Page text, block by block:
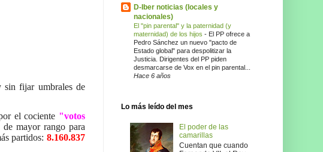
sin fijar umbrales de
el cociente "votos
de mayor rango para
partidos: 8.160.837
D-Iber noticias (locales y
nacionales)
El "pin parental" y la paternidad (y
maternidad) de los hijos - El PP ofrece a
Pedro Sánchez un nuevo "pacto de
Estado global" para despolitizar la
Justicia. Dirigentes del PP piden
desmarcarse de Vox en el pin parental...
Hace 6 años
Lo más leído del mes
El poder de las
camarillas
Cuentan que cuando